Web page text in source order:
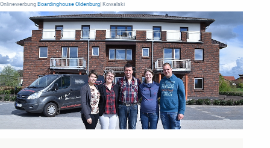
Onlinewerbung Boardinghouse Oldenburg | Kowalski